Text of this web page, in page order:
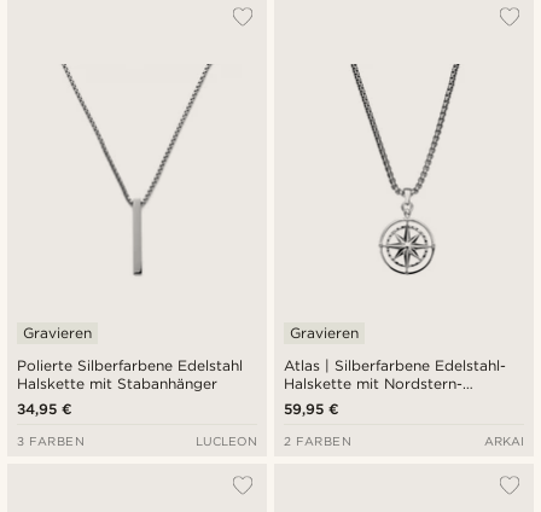
Polierte Silberfarbene Edelstahl
Halskette mit Stabanhänger
Gravieren
34,95 €
3 FARBEN LUCLEON
Atlas | Silberfarbene Edelstahl-
Halskette mit Nordstern-
Anhänger
Gravieren
59,95 €
2 FARBEN ARKAI